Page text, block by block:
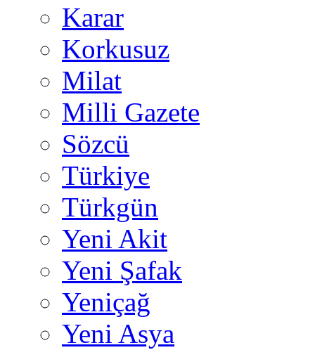
Karar
Korkusuz
Milat
Milli Gazete
Sözcü
Türkiye
Türkgün
Yeni Akit
Yeni Şafak
Yeniçağ
Yeni Asya